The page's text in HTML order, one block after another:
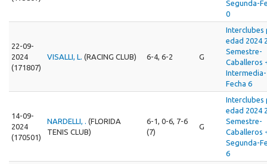
Segunda-
0
22-09-
2024
(171807)
VISALLI, L. (RACING CLUB) 6-4, 6-2 G
Interclubes
edad 2024
Semestre-
Caballeros
Intermedia-
Fecha 6
14-09-
2024
(170501)
NARDELLI, . (FLORIDA
TENIS CLUB)
6-1, 0-6, 7-6
(7)
G
Interclubes
edad 2024
Semestre-
Caballeros
Segunda-
6